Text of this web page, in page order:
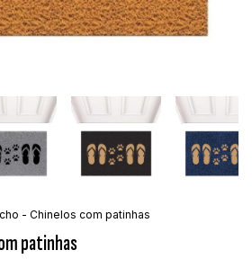
- Chinelos com patinhas
patinhas